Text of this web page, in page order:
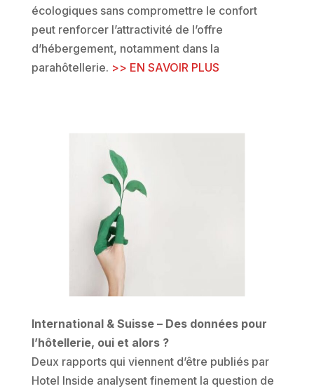
écologiques sans compromettre le confort
peut renforcer l’attractivité de l’offre
d’hébergement, notamment dans la
parahôtellerie. >> EN SAVOIR PLUS
International & Suisse – Des données pour
l’hôtellerie, oui et alors ?
Deux rapports qui viennent d’être publiés par
Hotel Inside analysent finement la question de